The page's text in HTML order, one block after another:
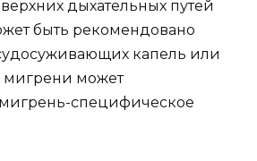
дыхательных путей
быть рекомендовано
капель или
мигрени может
мигрень-специфическое